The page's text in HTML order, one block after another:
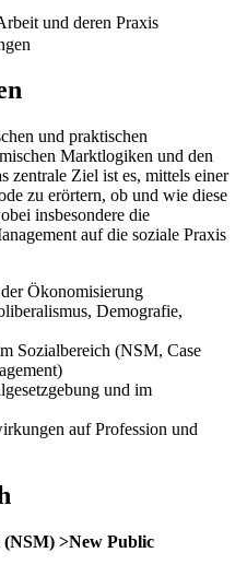
und deren Praxis
und praktischen
Marktlogiken und den
zentrale Ziel ist es, mittels einer
zu erörtern, ob und wie diese
insbesondere die
auf die soziale Praxis
Ökonomisierung
Demografie,
Sozialbereich (NSM, Case
und im
auf Profession und
(NSM) >New Public